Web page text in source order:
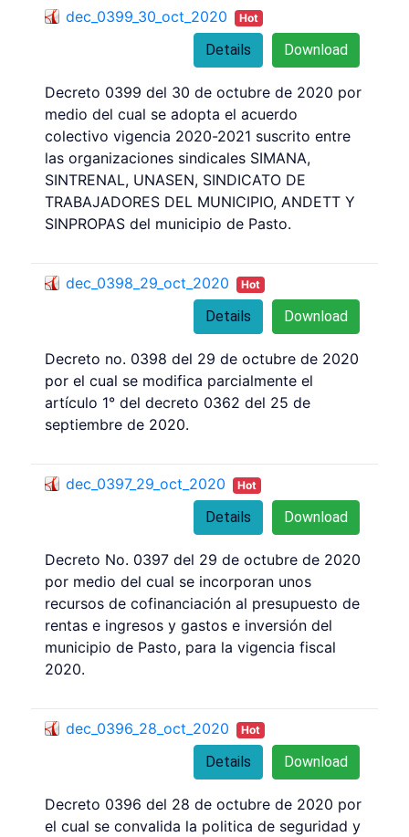
dec_0399_30_oct_2020 Hot
Download
Details
Decreto 0399 del 30 de octubre de 2020 por
medio del cual se adopta el acuerdo
colectivo vigencia 2020-2021 suscrito entre
las organizaciones sindicales SIMANA,
SINTRENAL, UNASEN, SINDICATO DE
TRABAJADORES DEL MUNICIPIO, ANDETT Y
SINPROPAS del municipio de Pasto.
dec_0398_29_oct_2020 Hot
Download
Details
Decreto no. 0398 del 29 de octubre de 2020
por el cual se modifica parcialmente el
artículo 1° del decreto 0362 del 25 de
septiembre de 2020.
dec_0397_29_oct_2020 Hot
Download
Details
Decreto No. 0397 del 29 de octubre de 2020
por medio del cual se incorporan unos
recursos de cofinanciación al presupuesto de
rentas e ingresos y gastos e inversión del
municipio de Pasto, para la vigencia fiscal
2020.
dec_0396_28_oct_2020 Hot
Download
Details
Decreto 0396 del 28 de octubre de 2020 por
el cual se convalida la politica de seguridad y